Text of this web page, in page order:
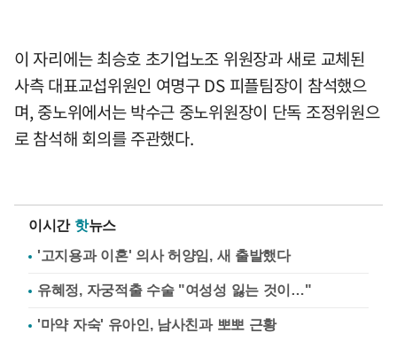
이 자리에는 최승호 초기업노조 위원장과 새로 교체된
사측 대표교섭위원인 여명구 DS 피플팀장이 참석했으
며, 중노위에서는 박수근 중노위원장이 단독 조정위원으
로 참석해 회의를 주관했다.
이시간 핫뉴스
'고지용과 이혼' 의사 허양임, 새 출발했다
유혜정, 자궁적출 수술 "여성성 잃는 것이…"
'마약 자숙' 유아인, 남사친과 뽀뽀 근황